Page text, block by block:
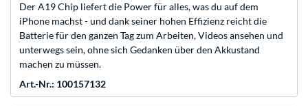
Der A19 Chip liefert die Power für alles, was du auf dem
iPhone machst - und dank seiner hohen Effizienz reicht die
Batterie für den ganzen Tag zum Arbeiten, Videos ansehen und
unterwegs sein, ohne sich Gedanken über den Akkustand
machen zu müssen.
Art.-Nr.: 100157132